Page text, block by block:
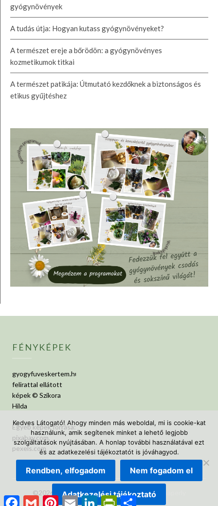
gyógynövények
A tudás útja: Hogyan kutass gyógynövényeket?
A természet ereje a bőrödön: a gyógynövényes
kozmetikumok titkai
A természet patikája: Útmutató kezdőknek a biztonságos és
etikus gyűjtéshez
FÉNYKÉPEK
gyogyfuveskertem.hu
felirattal ellátott
képek © Szikora
Hilda
Egyéb képek forrása:
pixabay.com,
pexels.com
©2026 GyógyfüvesKertem| Design:Newspaperly
WordPress Theme
Facebook
Gmail Pinterest
Email LinkedInPrintFriendly
Ossza
Kedves Látogató! Ahogy minden más weboldal, mi is cookie-kat
használunk, amik segítenek minket a lehető legjobb
szolgáltatások nyújtásában. A honlap további használatával ezt
és az adatkezelési tájékoztatót is jóváhagyod.
Rendben, elfogadom Nem fogadom el
Adatkezelési tájékoztató